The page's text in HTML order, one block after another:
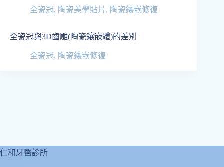
全瓷冠, 陶瓷美學貼片 , 陶瓷鑲嵌修復
全瓷冠與3D齒雕(陶瓷鑲嵌體)的差別
全瓷冠, 陶瓷鑲嵌修復
仁和牙醫診所